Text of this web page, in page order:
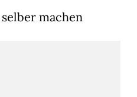
machen